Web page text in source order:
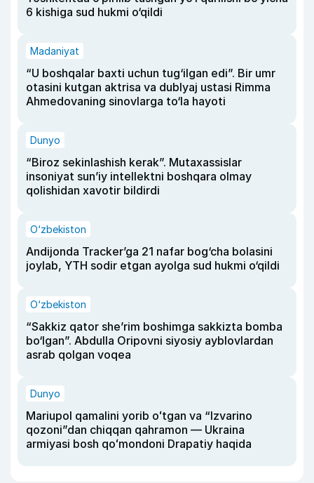
6 kishiga sud hukmi o‘qildi
Madaniyat
“U boshqalar baxti uchun tug‘ilgan edi”. Bir umr
otasini kutgan aktrisa va dublyaj ustasi Rimma
Ahmedovaning sinovlarga to‘la hayoti
Dunyo
“Biroz sekinlashish kerak”. Mutaxassislar
insoniyat sun’iy intellektni boshqara olmay
qolishidan xavotir bildirdi
O‘zbekiston
Andijonda Tracker’ga 21 nafar bog‘cha bolasini
joylab, YTH sodir etgan ayolga sud hukmi o‘qildi
O‘zbekiston
“Sakkiz qator she’rim boshimga sakkizta bomba
bo‘lgan”. Abdulla Oripovni siyosiy ayblovlardan
asrab qolgan voqea
Dunyo
Mariupol qamalini yorib oʻtgan va “Izvarino
qozoni”dan chiqqan qahramon — Ukraina
armiyasi bosh qoʻmondoni Drapatiy haqida